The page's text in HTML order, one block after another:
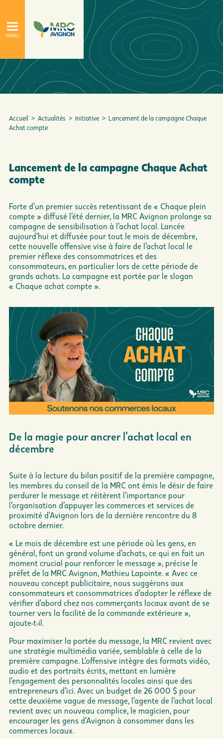
À propos Le conseil de la MRC
Accueil > Actualités > Initiative > Lancement de la campagne Chaque
Achat compte
Lancement de la campagne Chaque Achat
compte
Forte d’un premier succès retentissant de « Chaque plein
compte » diffusé l’été dernier, la MRC Avignon prolonge sa
campagne de sensibilisation à l’achat local. Lancée
aujourd’hui et diffusée pour tout le mois de décembre,
cette nouvelle offensive vise à faire de l’achat local le
premier réflexe des consommatrices et des
consommateurs, en particulier lors de cette période de
grands achats. La campagne est portée par le slogan
« Chaque achat compte ».
De la magie pour ancrer l’achat local en
décembre
Suite à la lecture du bilan positif de la première campagne,
les membres du conseil de la MRC ont émis le désir de faire
perdurer le message et réitèrent l’importance pour
l’organisation d’appuyer les commerces et services de
proximité d’Avignon lors de la dernière rencontre du 8
octobre dernier.
« Le mois de décembre est une période où les gens, en
général, font un grand volume d’achats, ce qui en fait un
moment crucial pour renforcer le message », précise le
préfet de la MRC Avignon, Mathieu Lapointe. « Avec ce
nouveau concept publicitaire, nous suggérons aux
consommateurs et consommatrices d’adopter le réflexe de
vérifier d’abord chez nos commerçants locaux avant de se
tourner vers la facilité de la commande extérieure »,
ajoute-t-il.
Pour maximiser la portée du message, la MRC revient avec
une stratégie multimédia variée, semblable à celle de la
première campagne. L’offensive intègre des formats vidéo,
audio et des portraits écrits, mettant en lumière
l’engagement des personnalités locales ainsi que des
entrepreneurs d’ici. Avec un budget de 26 000 $ pour
cette deuxième vague de message, l’agente de l’achat local
revient avec un nouveau complice, le magicien, pour
encourager les gens d’Avignon à consommer dans les
commerces locaux.